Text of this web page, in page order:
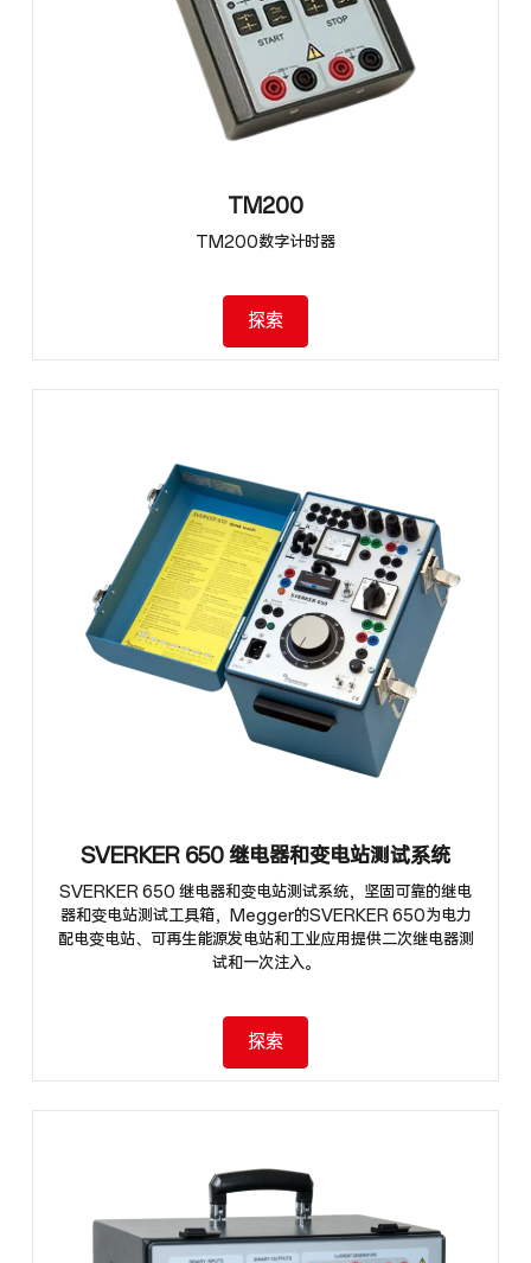
TM200
TM200数字计时器
探索
SVERKER 650 继电器和变电站测试系统
SVERKER 650 继电器和变电站测试系统，坚固可靠的继电
器和变电站测试工具箱，Megger的SVERKER 650为电力
配电变电站、可再生能源发电站和工业应用提供二次继电器测
试和一次注入。
探索